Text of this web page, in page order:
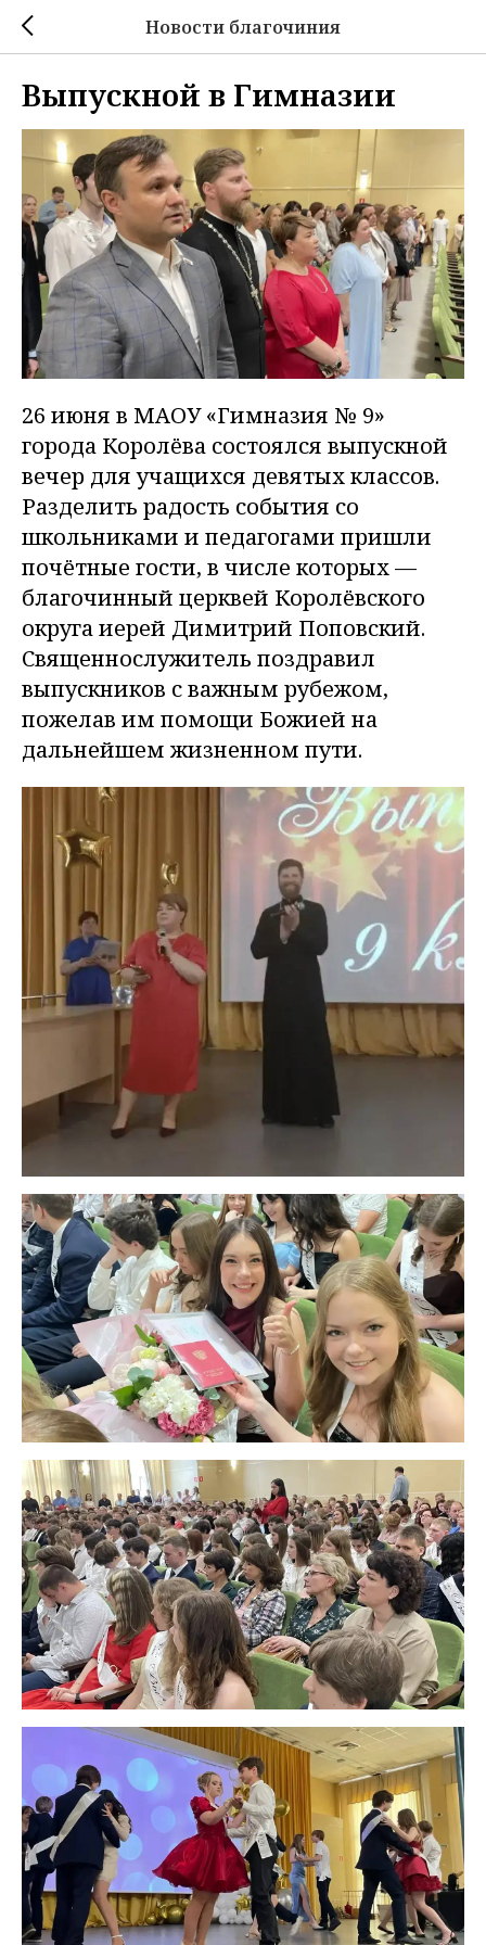
Новости благочиния
Выпускной в Гимназии
26 июня в МАОУ «Гимназия № 9»
города Королёва состоялся выпускной
вечер для учащихся девятых классов.
Разделить радость события со
школьниками и педагогами пришли
почётные гости, в числе которых —
благочинный церквей Королёвского
округа иерей Димитрий Поповский.
Священнослужитель поздравил
выпускников с важным рубежом,
пожелав им помощи Божией на
дальнейшем жизненном пути.